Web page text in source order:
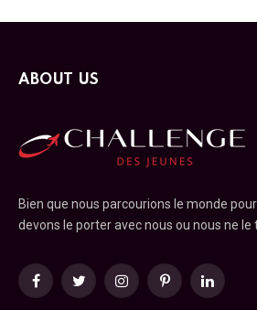
ABOUT US
Bien que nous parcourions le monde
devons le porter avec nous ou nous ne le
FacebookTwitterInstagramPinterestLinkedIn